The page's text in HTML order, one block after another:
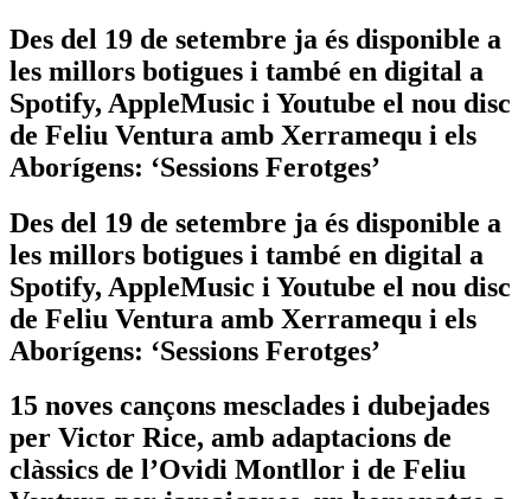
Des del 19 de setembre ja és disponible a
les millors botigues i també en digital a
Spotify, AppleMusic i Youtube el nou disc
de Feliu Ventura amb Xerramequ i els
Aborígens: ‘Sessions Ferotges’
Des del 19 de setembre ja és disponible a
les millors botigues i també en digital a
Spotify, AppleMusic i Youtube el nou disc
de Feliu Ventura amb Xerramequ i els
Aborígens: ‘Sessions Ferotges’
15 noves cançons mesclades i dubejades
per Victor Rice, amb adaptacions de
clàssics de l’Ovidi Montllor i de Feliu